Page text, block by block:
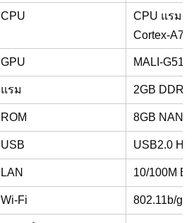
CPU
CPU แรมส
Cortex-
GPU MALI-G51
แรม 2GB
ROM 8GB
USB USB2.0
LAN 10/100M
Wi-Fi 802.11b/g/n